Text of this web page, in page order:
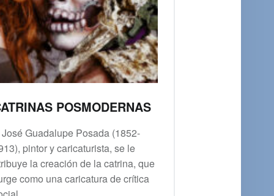
POSMODERNAS
Guadalupe Posada (1852-
pintor y caricaturista, se le
la creación de la catrina, que
como una caricatura de crítica